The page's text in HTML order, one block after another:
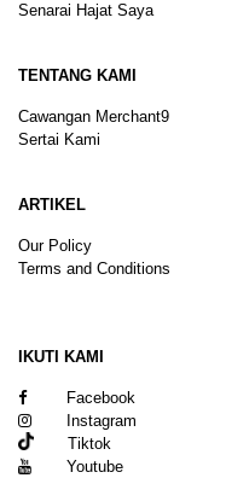
Senarai Hajat Saya
TENTANG KAMI
Cawangan Merchant9
Sertai Kami
ARTIKEL
Our Policy
Terms and Conditions
IKUTI KAMI
Facebook
Instagram
Tiktok
Youtube